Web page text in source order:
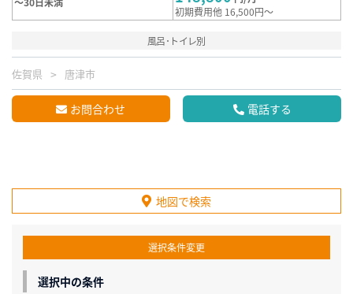
初期費用他 16,500円～
風呂･トイレ別
佐賀県 唐津市
お問合わせ 電話する
地図で検索
選択条件変更
選択中の条件